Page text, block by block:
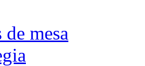
de mesa